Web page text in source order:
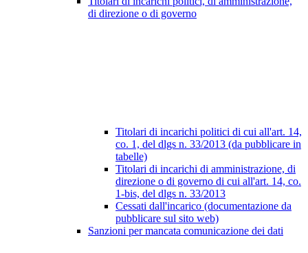
di direzione o di governo
Titolari di incarichi politici di cui all'art. 14,
co. 1, del dlgs n. 33/2013 (da pubblicare in
tabelle)
Titolari di incarichi di amministrazione, di
direzione o di governo di cui all'art. 14, co.
1-bis, del dlgs n. 33/2013
Cessati dall'incarico (documentazione da
pubblicare sul sito web)
Sanzioni per mancata comunicazione dei dati